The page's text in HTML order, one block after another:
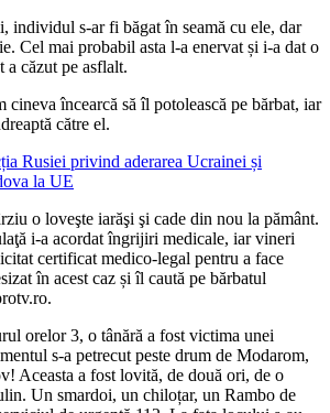
individul s-ar fi băgat în seamă cu ele, dar
Cel mai probabil asta l-a enervat și i-a dat o
a căzut pe asflalt.
cineva încearcă să îl potolească pe bărbat, iar
către el.
Rusiei privind aderarea Ucrainei și
la UE
o loveşte iarăşi şi cade din nou la pământ.
i-a acordat îngrijiri medicale, iar vineri
certificat medico-legal pentru a face
în acest caz și îl caută pe bărbatul
orelor 3, o tânără a fost victima unei
s-a petrecut peste drum de Modarom,
Aceasta a fost lovită, de două ori, de o
Un smardoi, un chiloțar, un Rambo de